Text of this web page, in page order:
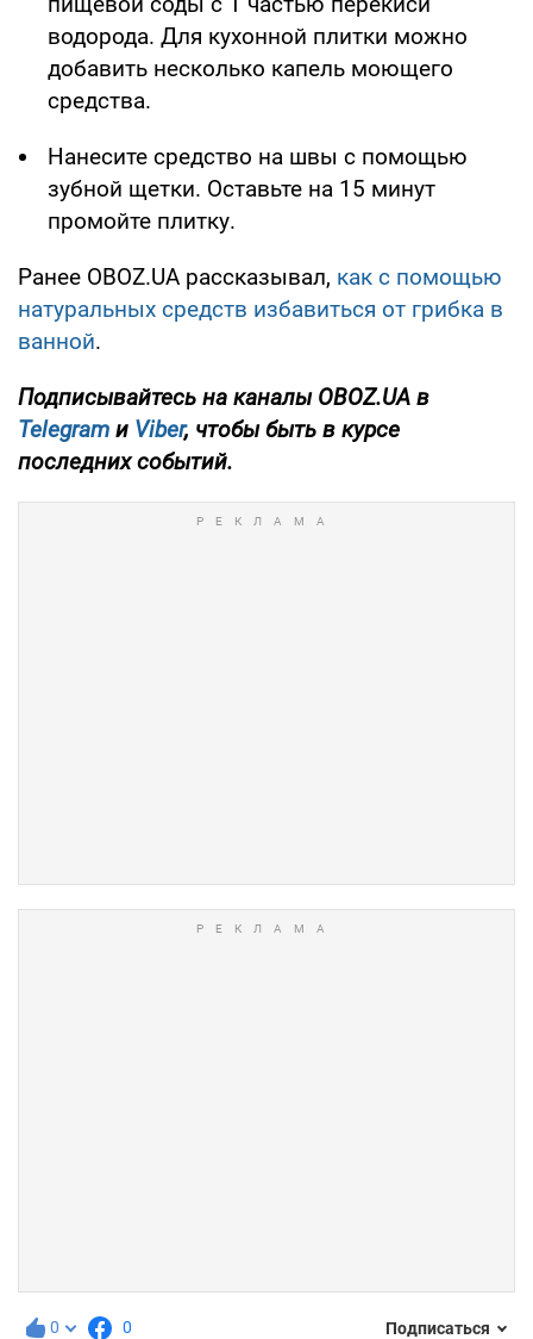
водорода. Для кухонной плитки можно
добавить несколько капель моющего
средства.
Нанесите средство на швы с помощью
зубной щетки. Оставьте на 15 минут
промойте плитку.
Ранее OBOZ.UA рассказывал, как с помощью
натуральных средств избавиться от грибка в
ванной.
Подписывайтесь на каналы OBOZ.UA в
Telegram и Viber, чтобы быть в курсе
последних событий.
0 0 Подписаться